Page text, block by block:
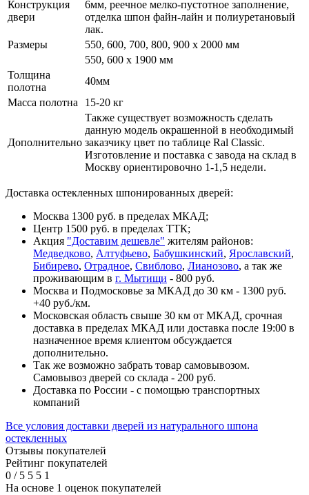
Конструкция
двери
6мм, реечное мелко-пустотное заполнение,
отделка шпон файн-лайн и полиуретановый
лак.
Размеры
550, 600, 700, 800, 900 x 2000 мм
550, 600 х 1900 мм
Толщина
полотна
40мм
Масса полотна
15-20 кг
Дополнительно
Также существует возможность сделать
данную модель окрашенной в необходимый
заказчику цвет по таблице Ral Classic.
Изготовление и поставка с завода на склад в
Москву ориентировочно 1-1,5 недели.
Доставка остекленных шпонированных дверей:
Москва 1300 руб. в пределах МКАД;
Центр 1500 руб. в пределах ТТК;
Акция "Доставим дешевле" жителям районов:
Медведково, Алтуфьево, Бабушкинский, Ярославский,
Бибирево, Отрадное, Свиблово, Лианозово, а так же
проживающим в г. Мытищи - 800 руб.
Москва и Подмосковье за МКАД до 30 км - 1300 руб.
+40 руб./км.
Московская область свыше 30 км от МКАД, срочная
доставка в пределах МКАД или доставка после 19:00 в
назначенное время клиентом обсуждается
дополнительно.
Так же возможно забрать товар самовывозом.
Самовывоз дверей со склада - 200 руб.
Доставка по России - с помощью транспортных
компаний
Все условия доставки дверей из натурального шпона
остекленных
Отзывы покупателей
Рейтинг покупателей
0 /5 5 5 1
На основе 1 оценок покупателей